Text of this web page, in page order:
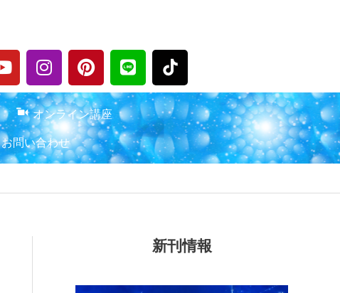
Y
o
u
t
u
b
e
I
n
s
t
a
g
r
m
P
i
n
t
e
r
e
t
L
i
n
e
オンライン講座
お問い合わせ
新刊情報